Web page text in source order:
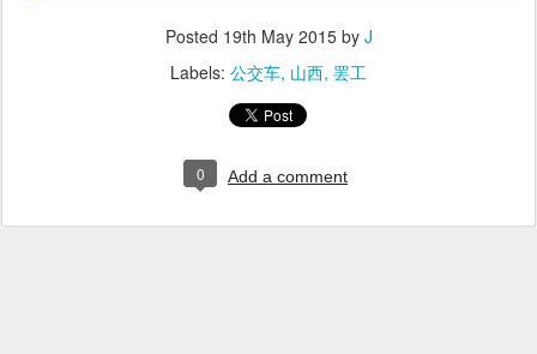
Posted 19th May 2015by J
Labels: 公交车 山西 罢工
0 Add a comment